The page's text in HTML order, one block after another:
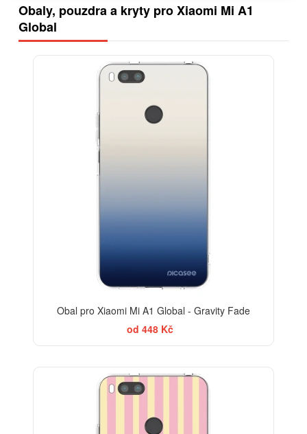
Obaly, pouzdra a kryty pro Xiaomi Mi A1
Global
Obal pro Xiaomi Mi A1 Global - Gravity Fade
od 448 Kč